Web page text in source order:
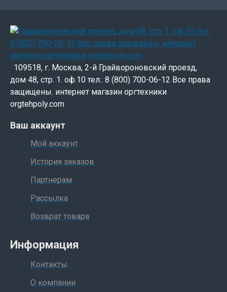
109518, г. Москва, 2-й Грайвороновский проезд,
дом 48, стр. 1. оф.10 тел.: 8 (800) 700-06-12 Все права
защищены. интернет магазин оргтехники
orgtehpoly.com
Ваш аккаунт
Мой аккаунт
История заказов
Партнерам
Рассылка
Возврат товара
Информация
Контакты
О компании